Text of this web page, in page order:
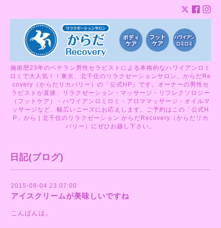
施術歴23年のベテラン男性セラピストによる本格的なハワイアンロミ
ロミで大人気！！東京、北千住のリラクゼーションサロン、からだRe
covery（からだリカバリー）の「公式HP」です。オーナーの男性セ
ラピストが直接、リラクゼーション・マッサージ・リフレクソロジー
（フットケア）・ハワイアンロミロミ・アロママッサージ・オイルマ
ッサージなど、幅広いニーズにお応えします。ご予約はこの「公式H
P」から | 北千住のリラクゼーション からだRecovery（からだリカ
バリー）にぜひお越し下さい。
日記(ブログ)
2015-08-04 23:07:00
アイスクリームが美味しいですね
こんばんは。